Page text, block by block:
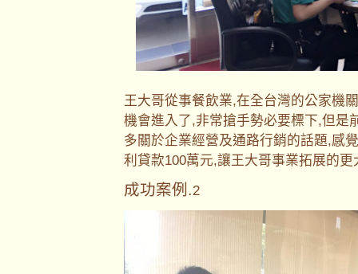
王大哥從事餐飲業,在全台灣的公家機
機會進入了,非常搶手勢必要標下,但是
多關於企業經營及通路行銷的話題,感
利貸款100萬元,讓王大哥事業拓展的
成功案例.2